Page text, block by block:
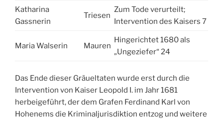
Katharina
Gassnerin
Triesen
Zum Tode verurteilt;
Intervention des Kaisers 7
Maria Walserin Mauren
Hingerichtet 1680 als
„Ungeziefer“ 24
Das Ende dieser Gräueltaten wurde erst durch die
Intervention von Kaiser Leopold I. im Jahr 1681
herbeigeführt, der dem Grafen Ferdinand Karl von
Hohenems die Kriminaljurisdiktion entzog und weitere